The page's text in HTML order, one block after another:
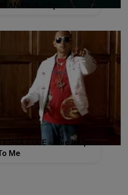
PAUL - Up
COLE - Give It Up
Me